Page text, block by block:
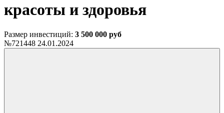
красоты и здоровья
Размер инвестиций: 3 500 000 руб
№721448 24.01.2024